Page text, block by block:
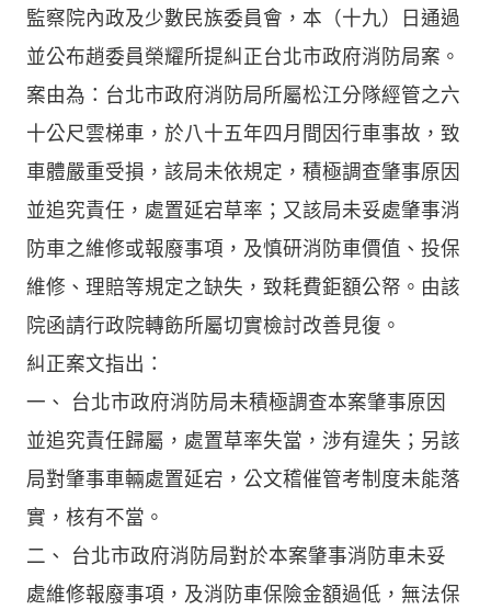
監察院內政及少數民族委員會，本（十九）日通過
並公布趙委員榮耀所提糾正台北市政府消防局案。
案由為：台北市政府消防局所屬松江分隊經管之六
十公尺雲梯車，於八十五年四月間因行車事故，致
車體嚴重受損，該局未依規定，積極調查肇事原因
並追究責任，處置延宕草率；又該局未妥處肇事消
防車之維修或報廢事項，及慎研消防車價值、投保
維修、理賠等規定之缺失，致耗費鉅額公帑。由該
院函請行政院轉飭所屬切實檢討改善見復。
糾正案文指出：
一、 台北市政府消防局未積極調查本案肇事原因
並追究責任歸屬，處置草率失當，涉有違失；另該
局對肇事車輛處置延宕，公文稽催管考制度未能落
實，核有不當。
二、 台北市政府消防局對於本案肇事消防車未妥
處維修報廢事項，及消防車保險金額過低，無法保